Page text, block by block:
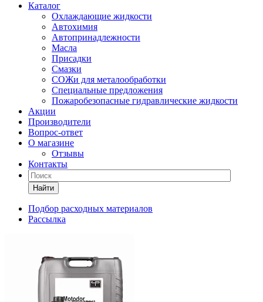
Каталог
Охлаждающие жидкости
Автохимия
Автопринадлежности
Масла
Присадки
Смазки
СОЖи для металообработки
Специальные предложения
Пожаробезопасные гидравлические жидкости
Акции
Производители
Вопрос-ответ
О магазине
Отзывы
Контакты
Найти
Подбор расходных материалов
Рассылка